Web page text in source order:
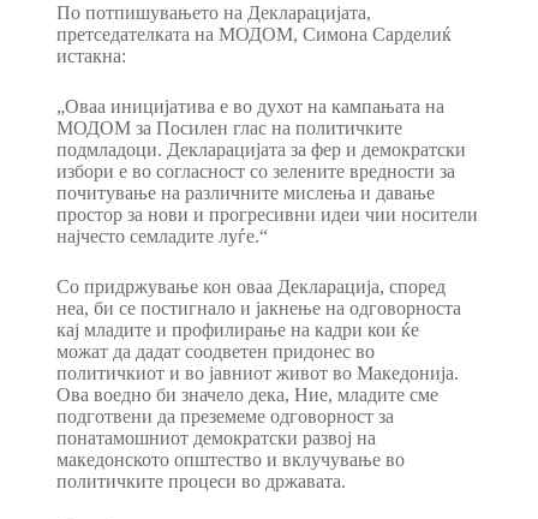
По потпишувањето на Декларацијата,
претседателката на МОДОМ, Симона Сарделиќ
истакна:
„Оваа иницијатива е во духот на кампањата на
МОДОМ за Посилен глас на политичките
подмладоци. Декларацијата за фер и демократски
избори е во согласност со зелените вредности за
почитување на различните мислења и давање
простор за нови и прогресивни идеи чии носители
најчесто семладите луѓе.“
Со придржување кон оваа Декларација, според
неа, би се постигнало и јакнење на одговорноста
кај младите и профилирање на кадри кои ќе
можат да дадат соодветен придонес во
политичкиот и во јавниот живот во Македонија.
Ова воедно би значело дека, Ние, младите сме
подготвени да преземеме одговорност за
понатамошниот демократски развој на
македонското општество и вклучување во
политичките процеси во државата.